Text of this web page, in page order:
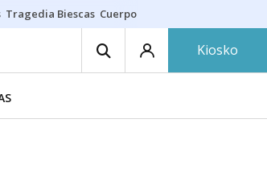
Tragedia Biescas Cuerpo ría
Kiosko